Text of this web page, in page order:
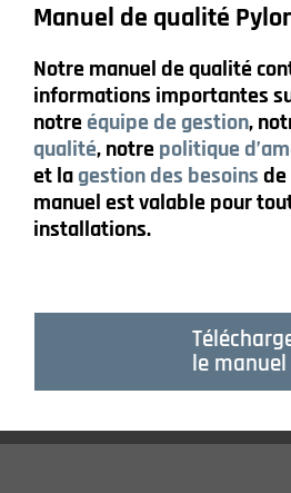
Manuel de qualité
Notre manuel de qualité
informations importantes
notre équipe de gestion,
qualité, notre politique
et lagestion des besoinsde
manuel est valable pour
installations.
le manuel